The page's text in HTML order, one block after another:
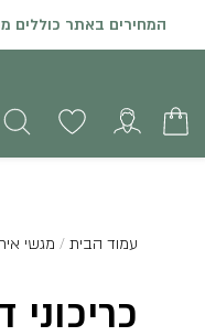
הזמנות און ליין באתר
המחירים באתר כוללים
עמוד הבית / מגשי